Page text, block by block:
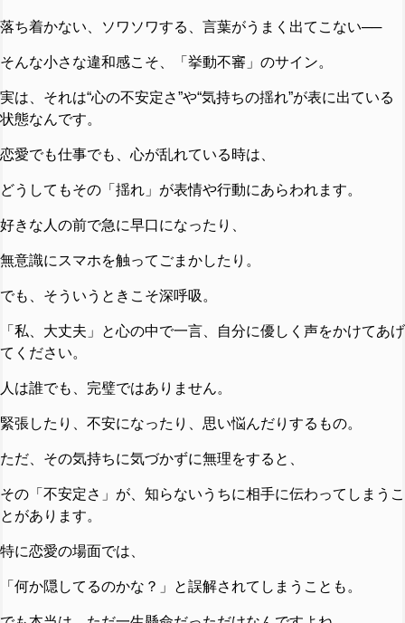
落ち着かない、ソワソワする、言葉がうまく出てこない──
そんな小さな違和感こそ、「挙動不審」のサイン。
実は、それは“心の不安定さ”や“気持ちの揺れ”が表に出ている
状態なんです。
恋愛でも仕事でも、心が乱れている時は、
どうしてもその「揺れ」が表情や行動にあらわれます。
好きな人の前で急に早口になったり、
無意識にスマホを触ってごまかしたり。
でも、そういうときこそ深呼吸。
「私、大丈夫」と心の中で一言、自分に優しく声をかけてあげ
てください。
人は誰でも、完璧ではありません。
緊張したり、不安になったり、思い悩んだりするもの。
ただ、その気持ちに気づかずに無理をすると、
その「不安定さ」が、知らないうちに相手に伝わってしまうこ
とがあります。
特に恋愛の場面では、
「何か隠してるのかな？」と誤解されてしまうことも。